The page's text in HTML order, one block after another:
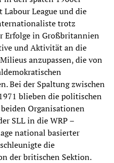
Labour League und die
trotz
Erfolge in Großbritannien
und Aktivität an die
anzupassen, die von
Bei der Spaltung zwischen
blieben die politischen
Organisationen
SLL in die WRP –
national basierter
die
der britischen Sektion.